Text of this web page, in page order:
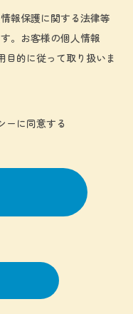
報保護に関する法律等
。お客様の個人情報
目的に従って取り扱いま
ーに同意する